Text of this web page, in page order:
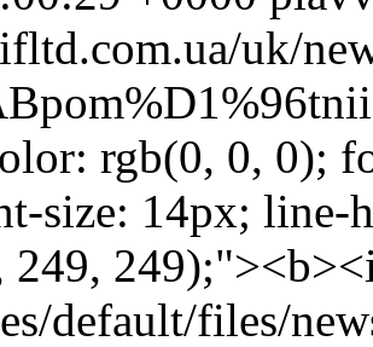
uk/
rgb(0, 0, 0);
size: 14px; line-
249,
default/files/